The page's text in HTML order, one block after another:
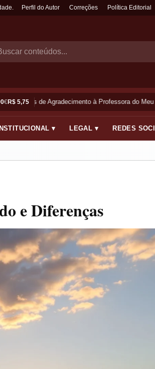
Perfil do Autor Correções Política Editorial
€R$ 5,75
Frases de Agradecimento à Professora do Meu
INSTITUCIONAL ▾ LEGAL ▾ REDES
e Diferenças